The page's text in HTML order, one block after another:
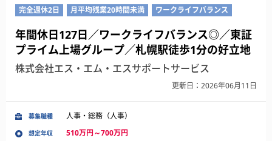
完全週休2日
月平均残業20時間未満 ワークライフバランス
年間休日127日／ワークライフバランス◎／東証
プライム上場グループ／札幌駅徒歩1分の好立地
株式会社エス・エム・エスサポートサービス
更新日：2026年06月11日
募集職種 人事・総務（人事）
想定年収 510万円～700万円